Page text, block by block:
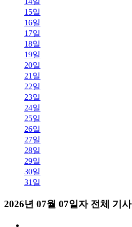
15일
16일
17일
18일
19일
20일
21일
22일
23일
24일
25일
26일
27일
28일
29일
30일
31일
2026년 07월 07일자 전체 기사